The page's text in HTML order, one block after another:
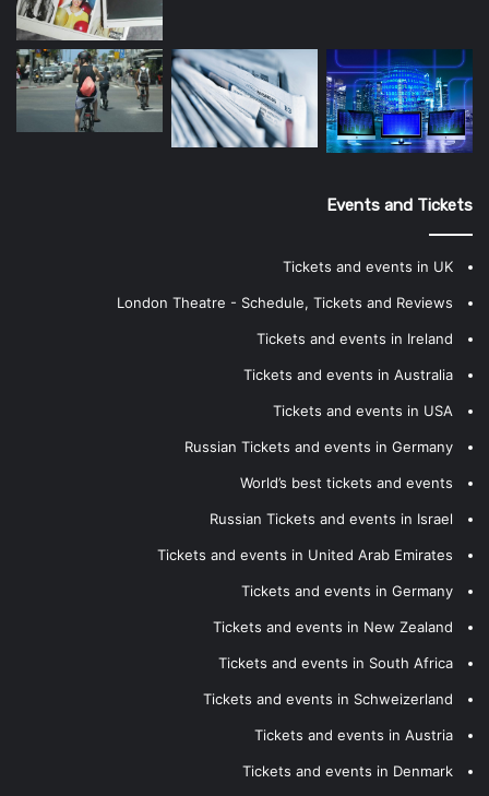
Events and Tickets
Tickets and events in UK
London Theatre - Schedule, Tickets and Reviews
Tickets and events in Ireland
Tickets and events in Australia
Tickets and events in USA
Russian Tickets and events in Germany
World’s best tickets and events
Russian Tickets and events in Israel
Tickets and events in United Arab Emirates
Tickets and events in Germany
Tickets and events in New Zealand
Tickets and events in South Africa
Tickets and events in Schweizerland
Tickets and events in Austria
Tickets and events in Denmark